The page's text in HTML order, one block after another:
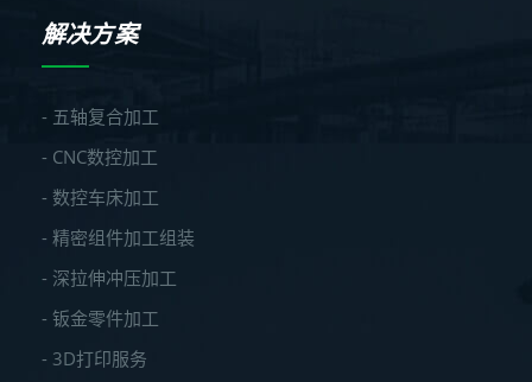
解决方案
- 五轴复合加工
- CNC数控加工
- 数控车床加工
- 精密组件加工组装
- 深拉伸冲压加工
- 钣金零件加工
- 3D打印服务